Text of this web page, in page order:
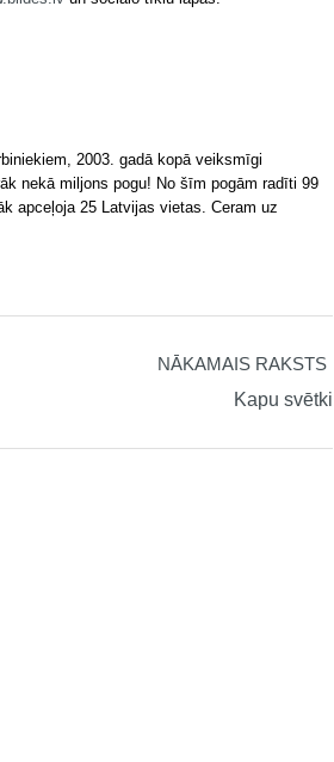
2003. gadā kopā veiksmīgi
nekā miljons pogu! No šīm pogām radīti 99
apceļoja 25 Latvijas vietas. Ceram uz
NĀKAMAIS RAKSTS
Kapu svētki